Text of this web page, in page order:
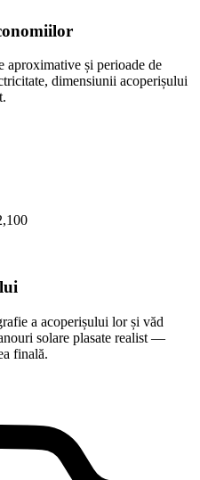
aproximative și perioade de
dimensiunii acoperișului
a acoperișului lor și văd
solare plasate realist —
finală.